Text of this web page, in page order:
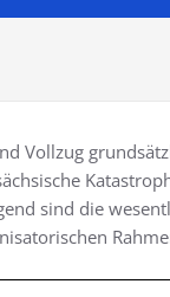
Vollzug
sind die